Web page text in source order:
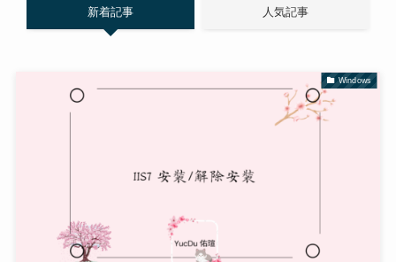
新着記事 人気記事
Windows